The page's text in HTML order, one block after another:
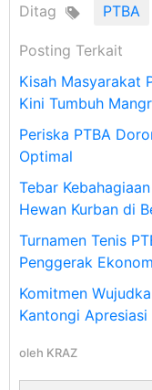
Ditag PTBA
Posting Terkait
Kisah Masyarakat
Kini Tumbuh
Periska PTBA
Optimal
Tebar
Hewan Kurban di
Turnamen Tenis
Penggerak
Komitmen
Kantongi
oleh KRAZ